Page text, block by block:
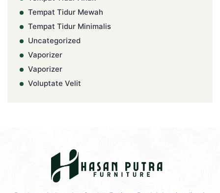
Tempat Tidur Mewah
Tempat Tidur Minimalis
Uncategorized
Vaporizer
Vaporizer
Voluptate Velit